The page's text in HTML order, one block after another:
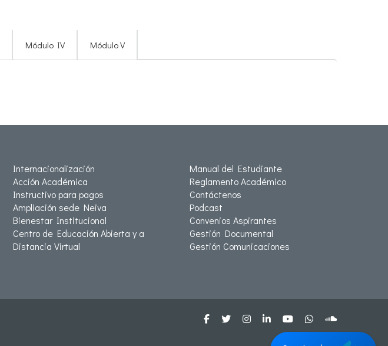
Módulo IV Módulo V
Internacionalización
Acción Académica
Instructivo para pagos
Ampliación sede Neiva
Bienestar Institucional
Centro de Educación Abierta y a
Distancia Virtual
Manual del Estudiante
Reglamento Académico
Contáctenos
Podcast
Convenios Aspirantes
Gestión Documental
Gestión Comunicaciones